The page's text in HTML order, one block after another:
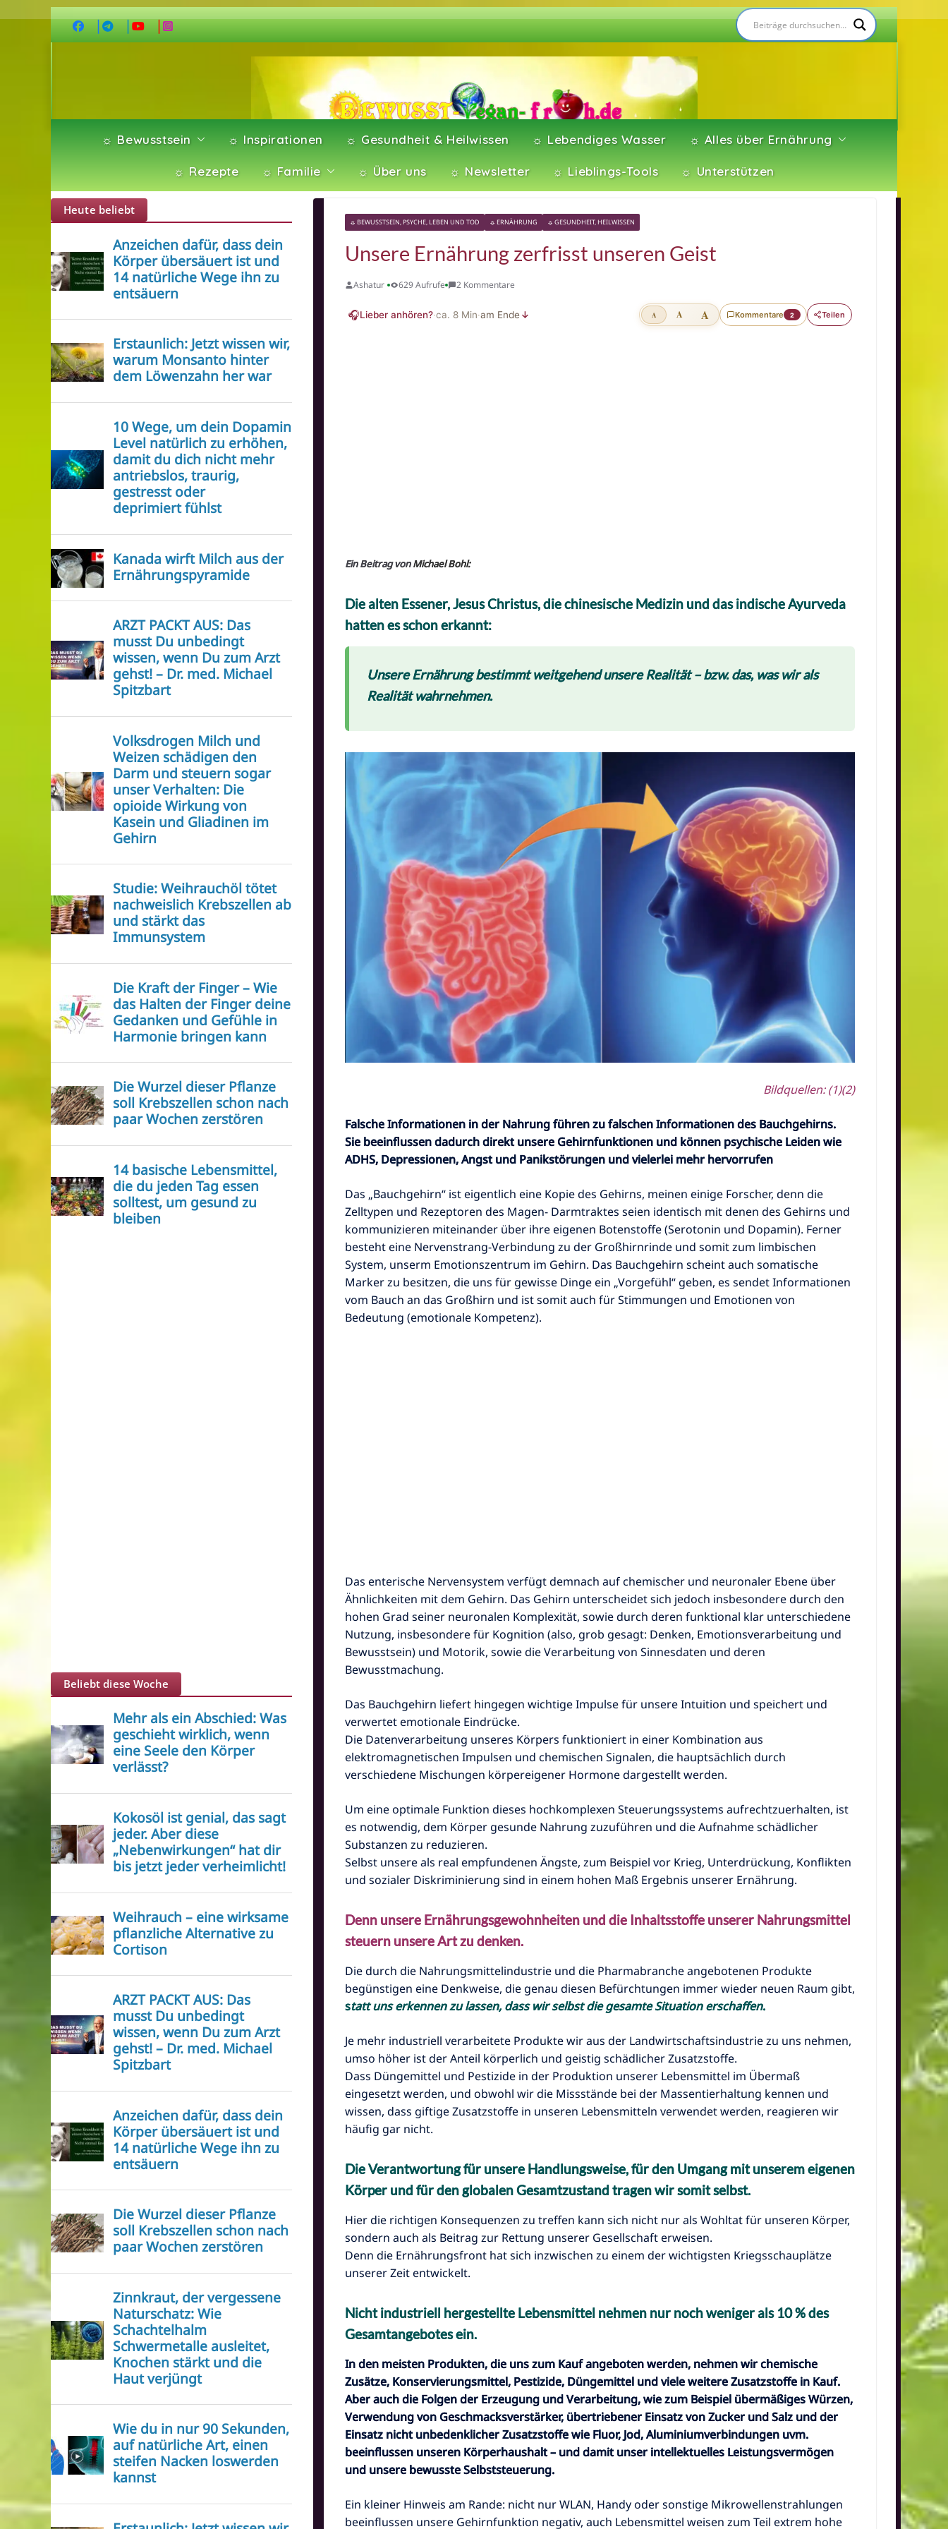
Inhalt
☼ Bewusstsein ☼ Inspirationen ☼ Gesundheit & Heilwissen ☼ Lebendiges Wasser ☼ Alles über Ernährung
☼ Rezepte ☼ Familie ☼ Über uns ☼ Newsletter ☼ Lieblings-Tools ☼ Unterstützen
☼ BEWUSSTSEIN, PSYCHE, LEBEN UND TOD ☼ ERNÄHRUNG ☼ GESUNDHEIT, HEILWISSEN
Unsere Ernährung zerfrisst unseren Geist
Ashatur 629 Aufrufe 2 Kommentare
🎧Lieber anhören?·ca. 8 Min·am Ende ↓ A A A Kommentare 2 Teilen
Ein Beitrag von Michael Bohl:
Die alten Essener, Jesus Christus, die chinesische Medizin und das indische Ayurveda
hatten es schon erkannt:
Unsere Ernährung bestimmt weitgehend unsere Realität – bzw. das, was wir als
Realität wahrnehmen.
Bildquellen:(1)(2)
Falsche Informationen in der Nahrung führen zu falschen Informationen des Bauchgehirns.
Sie beeinflussen dadurch direkt unsere Gehirnfunktionen und können psychische Leiden wie
ADHS, Depressionen, Angst und Panikstörungen und vielerlei mehr hervorrufen
Das „Bauchgehirn“ ist eigentlich eine Kopie des Gehirns, meinen einige Forscher, denn die
Zelltypen und Rezeptoren des Magen- Darmtraktes seien identisch mit denen des Gehirns und
kommunizieren miteinander über ihre eigenen Botenstoffe (Serotonin und Dopamin). Ferner
besteht eine Nervenstrang-Verbindung zu der Großhirnrinde und somit zum limbischen
System, unserm Emotionszentrum im Gehirn. Das Bauchgehirn scheint auch somatische
Marker zu besitzen, die uns für gewisse Dinge ein „Vorgefühl“ geben, es sendet Informationen
vom Bauch an das Großhirn und ist somit auch für Stimmungen und Emotionen von
Bedeutung (emotionale Kompetenz).
Das enterische Nervensystem verfügt demnach auf chemischer und neuronaler Ebene über
Ähnlichkeiten mit dem Gehirn. Das Gehirn unterscheidet sich jedoch insbesondere durch den
hohen Grad seiner neuronalen Komplexität, sowie durch deren funktional klar unterschiedene
Nutzung, insbesondere für Kognition (also, grob gesagt: Denken, Emotionsverarbeitung und
Bewusstsein) und Motorik, sowie die Verarbeitung von Sinnesdaten und deren
Bewusstmachung.
Das Bauchgehirn liefert hingegen wichtige Impulse für unsere Intuition und speichert und
verwertet emotionale Eindrücke.
Die Datenverarbeitung unseres Körpers funktioniert in einer Kombination aus
elektromagnetischen Impulsen und chemischen Signalen, die hauptsächlich durch
verschiedene Mischungen körpereigener Hormone dargestellt werden.
Um eine optimale Funktion dieses hochkomplexen Steuerungssystems aufrechtzuerhalten, ist
es notwendig, dem Körper gesunde Nahrung zuzuführen und die Aufnahme schädlicher
Substanzen zu reduzieren.
Selbst unsere als real empfundenen Ängste, zum Beispiel vor Krieg, Unterdrückung, Konflikten
und sozialer Diskriminierung sind in einem hohen Maß Ergebnis unserer Ernährung.
Denn unsere Ernährungsgewohnheiten und die Inhaltsstoffe unserer Nahrungsmittel
steuern unsere Art zu denken.
Die durch die Nahrungsmittelindustrie und die Pharmabranche angebotenen Produkte
begünstigen eine Denkweise, die genau diesen Befürchtungen immer wieder neuen Raum gibt,
statt uns erkennen zu lassen, dass wir selbst die gesamte Situation erschaffen.
Je mehr industriell verarbeitete Produkte wir aus der Landwirtschaftsindustrie zu uns nehmen,
umso höher ist der Anteil körperlich und geistig schädlicher Zusatzstoffe.
Dass Düngemittel und Pestizide in der Produktion unserer Lebensmittel im Übermaß
eingesetzt werden, und obwohl wir die Missstände bei der Massentierhaltung kennen und
wissen, dass giftige Zusatzstoffe in unseren Lebensmitteln verwendet werden, reagieren wir
häufig gar nicht.
DieVerantwortungfür unsere Handlungsweise, für den Umgang mit unserem eigenen
Körper und für den globalen Gesamtzustand tragen wir somit selbst.
Hier die richtigen Konsequenzen zu treffen kann sich nicht nur als Wohltat für unseren Körper,
sondern auch als Beitrag zur Rettung unserer Gesellschaft erweisen.
Denn die Ernährungsfront hat sich inzwischen zu einem der wichtigsten Kriegsschauplätze
unserer Zeit entwickelt.
Nicht industriell hergestellte Lebensmittel nehmen nur noch weniger als 10 % des
Gesamtangebotes ein.
In den meisten Produkten, die uns zum Kauf angeboten werden, nehmen wir chemische
Zusätze, Konservierungsmittel, Pestizide, Düngemittel und viele weitere Zusatzstoffe in Kauf.
Aber auch die Folgen der Erzeugung und Verarbeitung, wie zum Beispiel übermäßiges Würzen,
Verwendung von Geschmacksverstärker, übertriebener Einsatz von Zucker und Salz und der
Einsatz nicht unbedenklicher Zusatzstoffe wie Fluor, Jod, Aluminiumverbindungen uvm.
beeinflussen unseren Körperhaushalt – und damit unser intellektuelles Leistungsvermögen
und unsere bewusste Selbststeuerung.
Ein kleiner Hinweis am Rande: nicht nur WLAN, Handy oder sonstige Mikrowellenstrahlungen
beeinflussen unsere Gehirnfunktion negativ, auch Lebensmittel weisen zum Teil extrem hohe
Heute beliebt
Beliebt diese Woche